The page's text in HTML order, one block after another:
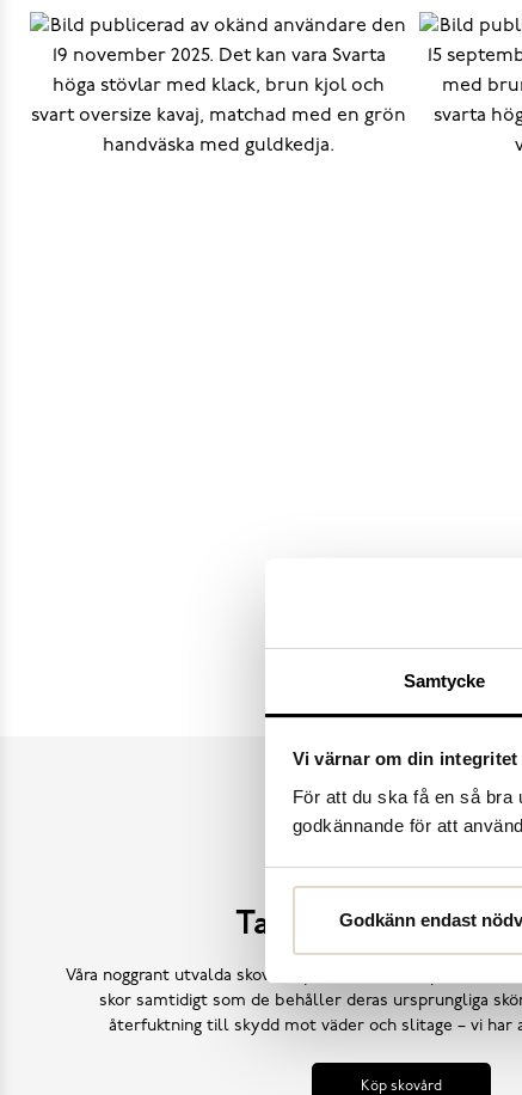
Samtycke
Vi värnar om din integritet
För att du ska få en så
godkännande för att
Godkänn endast
K.Cobler
Ta hand om dina
Våra noggrant utvalda skovårdsprodukter är skapade för att
skor samtidigt som de behåller deras ursprungliga
återfuktning till skydd mot väder och slitage – vi har
Köp skovård